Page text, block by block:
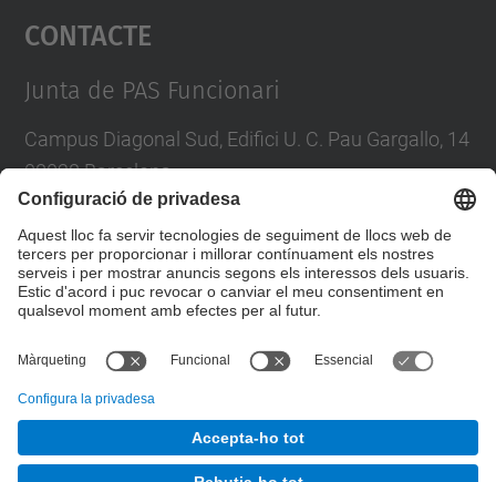
powered by
Contacte
Junta de PAS Funcionari
Campus Diagonal Sud, Edifici U. C. Pau Gargallo, 14
08028 Barcelona
E-mail :junta.pasf@upc.edu
Formulari de contacte
Junta PAS Funcionari